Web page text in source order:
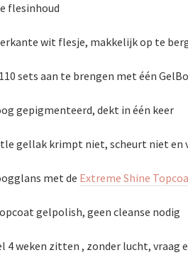
flesinhoud
wit flesje, makkelijk op te
sets aan te brengen met één
gepigmenteerd, dekt in één keer
gellak krimpt niet, scheurt niet en
met de Extreme Shine
gelpolish, geen cleanse nodig
weken zitten , zonder lucht, vraag